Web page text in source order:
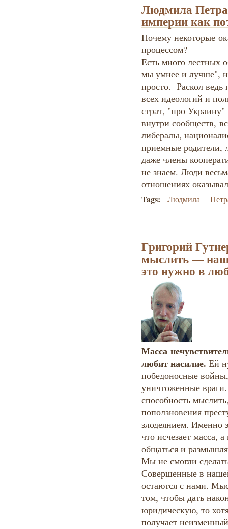
Людмила
империи как
Почему некоторые
процессом?
Есть много лестных
мы умнее и лучше",
просто. Раскол ведь
всех идеологий и
страт, "про Украину"
внутри сообществ,
либералы,
приемные родители,
даже члены
не знаем. Люди
отношениях
Tags: Людмила
Григорий
мыслить —
это нужно в
Масса
любит насилие. Ей
победоносные
уничтоженные
способность
поползновения
злодеянием. Именно
что исчезает масса,
общаться и
Мы не смогли
Совершенные в
остаются с нами.
том, чтобы дать
юридическую, то
получает